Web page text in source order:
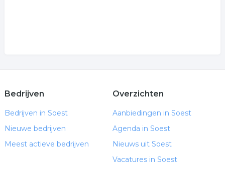
Bedrijven
Bedrijven in Soest
Nieuwe bedrijven
Meest actieve bedrijven
Overzichten
Aanbiedingen in Soest
Agenda in Soest
Nieuws uit Soest
Vacatures in Soest